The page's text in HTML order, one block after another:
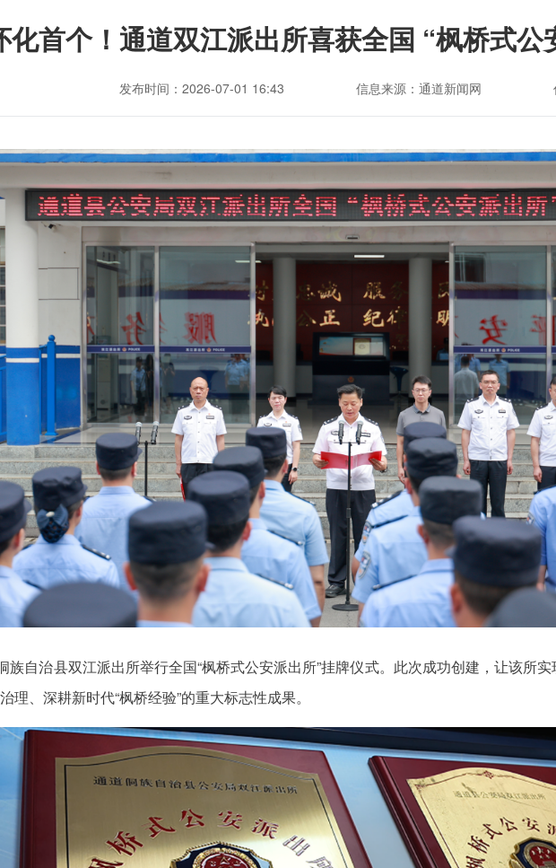
化首个！通道双江派出所喜获全国 “枫桥式公
发布时间：2026-07-01 16:43 信息来源：通道新闻网
族自治县双江派出所举行全国“枫桥式公安派出所”挂牌仪式。此次成功创建，让该所
理、深耕新时代“枫桥经验”的重大标志性成果。